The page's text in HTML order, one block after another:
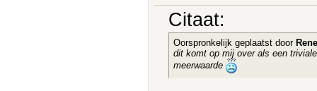
Citaat:
Oorspronkelijk geplaatst door Rene
dit komt op mij over als een
meerwaarde